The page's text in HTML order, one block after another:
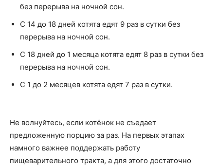
без перерыва на ночной сон.
С 14 до 18 дней котята едят 9 раз в сутки без
перерыва на ночной сон.
С 18 дней до 1 месяца котята едят 8 раз в сутки без
перерыва на ночной сон.
С 1 до 2 месяцев котята едят 7 раз в сутки.
Не волнуйтесь, если котёнок не съедает
предложенную порцию за раз. На первых этапах
намного важнее поддержать работу
пищеварительного тракта, а для этого достаточно